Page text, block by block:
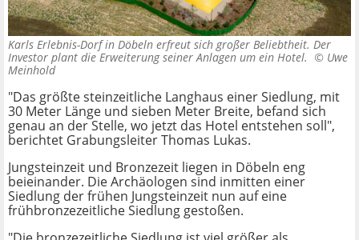
Karls Erlebnis-Dorf in Döbeln erfreut sich großer Beliebtheit. Der
Investor plant die Erweiterung seiner Anlagen um ein Hotel. © Uwe
Meinhold
"Das größte steinzeitliche Langhaus einer Siedlung, mit
30 Meter Länge und sieben Meter Breite, befand sich
genau an der Stelle, wo jetzt das Hotel entstehen soll",
berichtet Grabungsleiter Thomas Lukas.
Jungsteinzeit und Bronzezeit liegen in Döbeln eng
beieinander. Die Archäologen sind inmitten einer
Siedlung der frühen Jungsteinzeit nun auf eine
frühbronzezeitliche Siedlung gestoßen.